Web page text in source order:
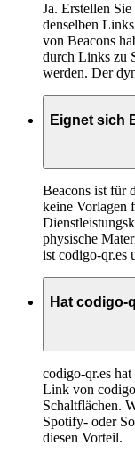
Ja. Erstellen
denselben
von Beacons
durch Links zu
werden. Der
Eignet sich
Beacons ist für
keine Vorlagen
physische
ist codigo-qr.es
Hat codigo-
codigo-qr.es
Link von
Schaltflächen.
Spotify- oder
diesen Vorteil.